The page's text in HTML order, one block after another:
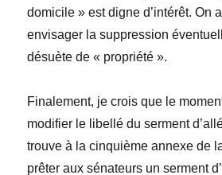
domicile » est digne d’intérêt. On
envisager la suppression
désuète de « propriété ».
Finalement, je crois que le
modifier le libellé du serment
trouve à la cinquième annexe de
prêter aux sénateurs un serment